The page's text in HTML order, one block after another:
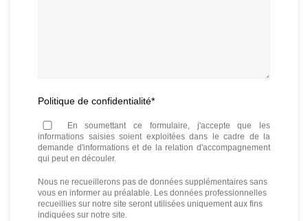
Politique de confidentialité*
En soumettant ce formulaire, j'accepte que les
informations saisies soient exploitées dans le cadre de la
demande d'informations et de la relation d'accompagnement
qui peut en découler.
Nous ne recueillerons pas de données supplémentaires sans
vous en informer au préalable. Les données professionnelles
recueillies sur notre site seront utilisées uniquement aux fins
indiquées sur notre site.